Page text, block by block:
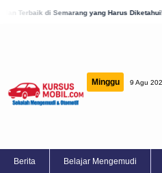
yang Harus Diketahui! 9 Bengkel
Minggu 9 Agu
Berita Belajar Mengemudi